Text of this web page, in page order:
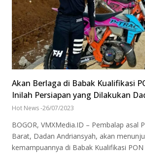
Akan Berlaga di Babak Kualifikasi
Inilah Persiapan yang Dilakukan
Hot News-26/07/2023
BOGOR, VMXMedia.ID – Pembalap asal
Barat, Dadan Andriansyah, akan
kemampuannya di Babak Kualifikasi